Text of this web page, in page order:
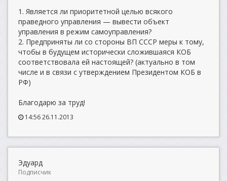
1. Является ли приоритетной целью всякого
праведного управления — вывести объект
управления в режим самоуправления?
2. Предприняты ли со стороны ВП СССР меры к тому,
чтобы в будущем исторически сложившаяся КОБ
соответствовала ей настоящей? (актуально в том
числе и в связи с утверждением Президентом КОБ в
РФ)
Благодарю за труд!
14:56 26.11.2013
Эдуард
Подписчик